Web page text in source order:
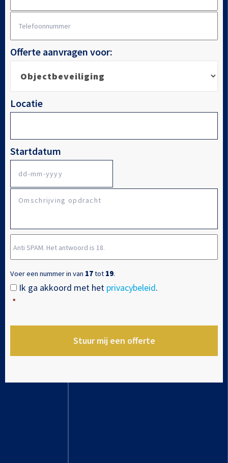
mailadres *
Telefoonnummer
Offerte aanvragen voor:
Locatie
Startdatum
dash
JJJJ
Omschrijving
Anti
SPAM.
Het
antwoord
is
Voer een nummer in van 17tot 19.
Instemming *
Ik ga akkoord met het privacybeleid.
*